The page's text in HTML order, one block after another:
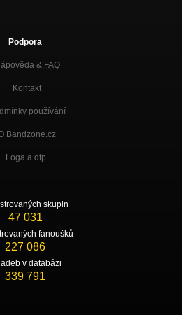
Podpora
& FAQ
Kontakt
používání
Bandzone.cz
Loga a dtp.
skupin
47 031
fanoušků
227 086
v databázi
339 791